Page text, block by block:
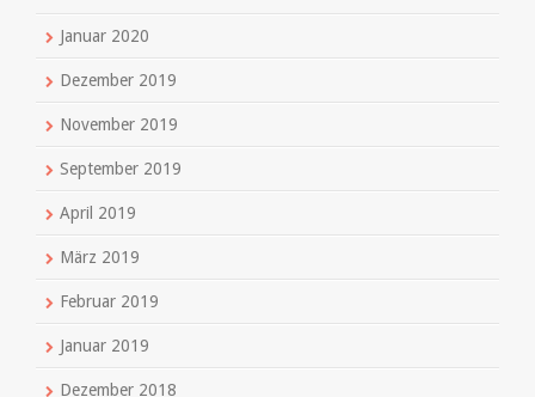
Januar 2020
Dezember 2019
November 2019
September 2019
April 2019
März 2019
Februar 2019
Januar 2019
Dezember 2018